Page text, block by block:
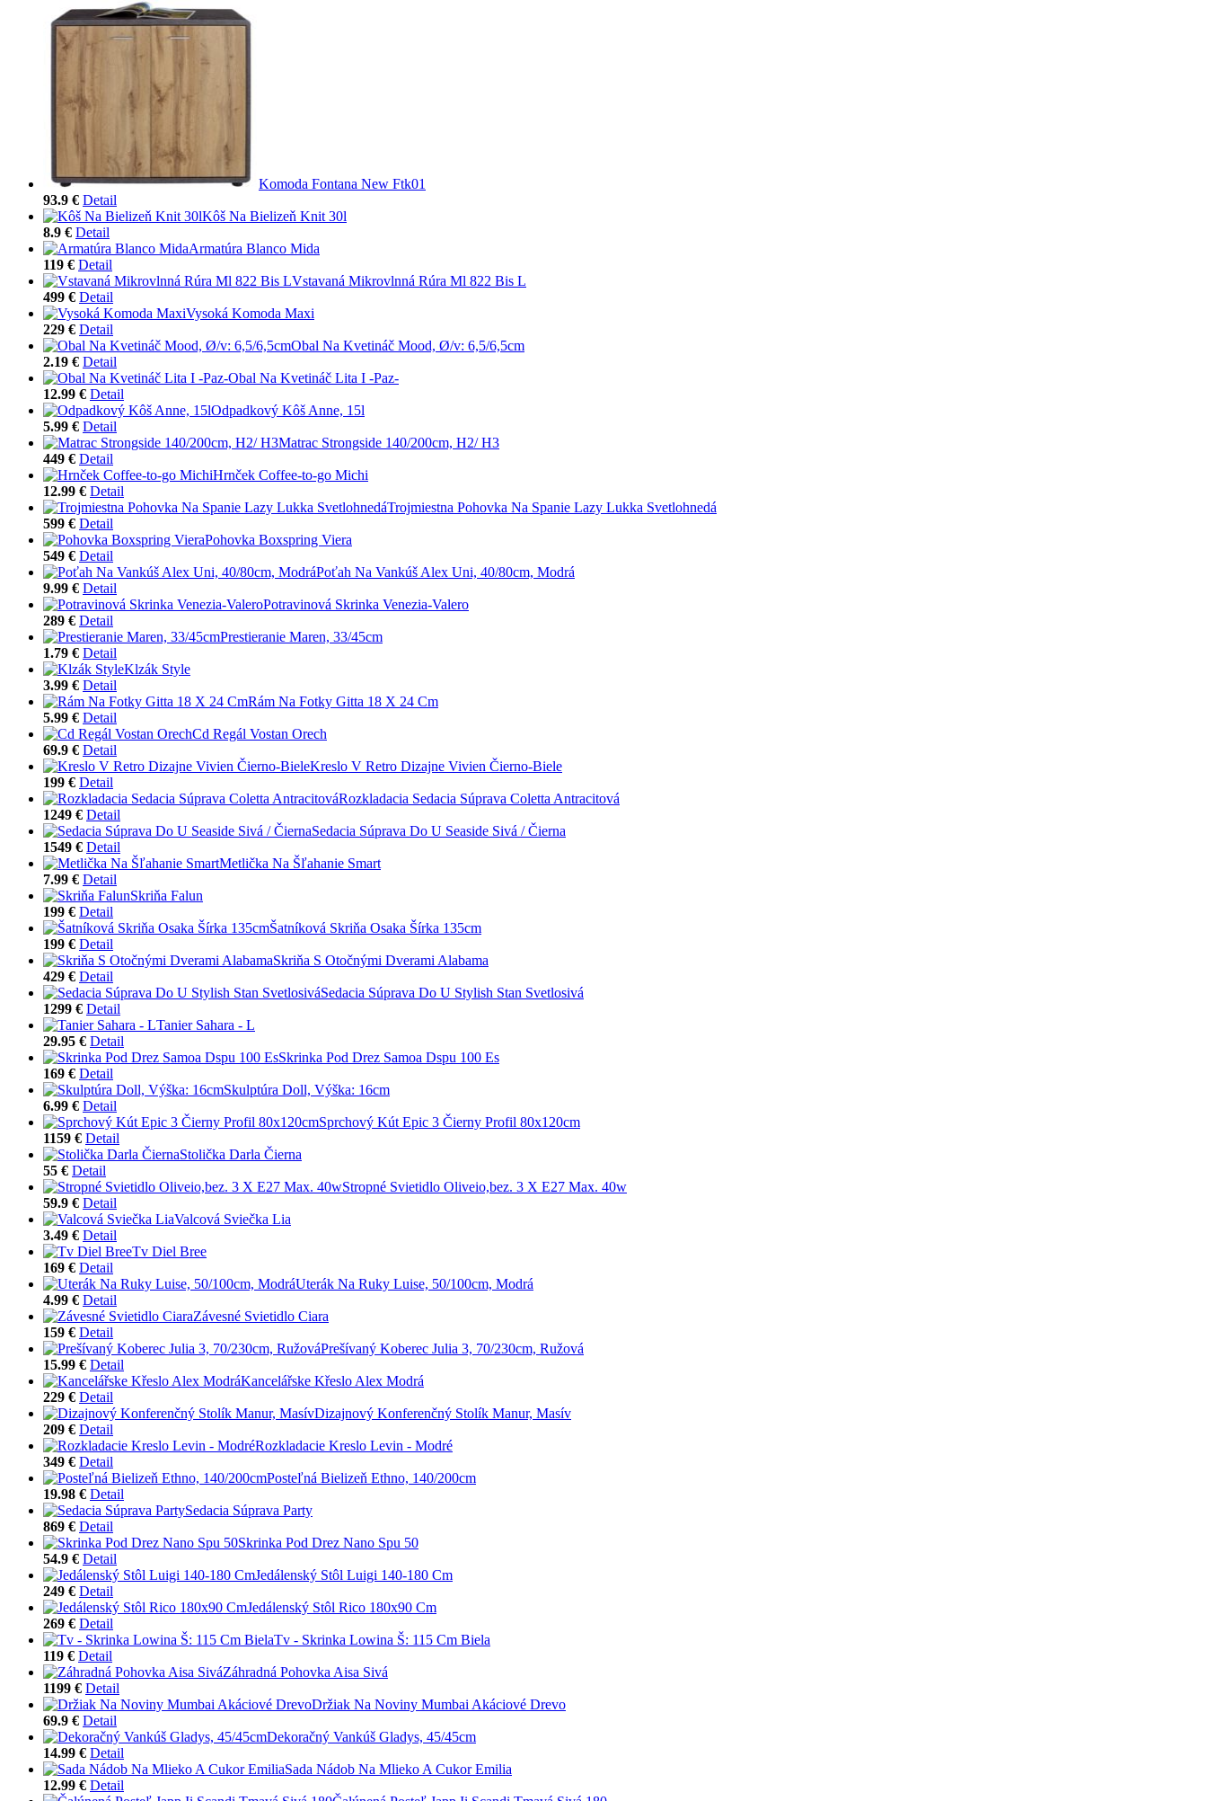
Komoda Fontana New Ftk01
93.9 € Detail
Kôš Na Bielizeň Knit 30l
8.9 € Detail
Armatúra Blanco Mida
119 € Detail
Vstavaná Mikrovlnná Rúra Ml 822 Bis L
499 € Detail
Vysoká Komoda Maxi
229 € Detail
Obal Na Kvetináč Mood, Ø/v: 6,5/6,5cm
2.19 € Detail
Obal Na Kvetináč Lita I -Paz-
12.99 € Detail
Odpadkový Kôš Anne, 15l
5.99 € Detail
Matrac Strongside 140/200cm, H2/ H3
449 € Detail
Hrnček Coffee-to-go Michi
12.99 € Detail
Trojmiestna Pohovka Na Spanie Lazy Lukka Svetlohnedá
599 € Detail
Pohovka Boxspring Viera
549 € Detail
Poťah Na Vankúš Alex Uni, 40/80cm, Modrá
9.99 € Detail
Potravinová Skrinka Venezia-Valero
289 € Detail
Prestieranie Maren, 33/45cm
1.79 € Detail
Klzák Style
3.99 € Detail
Rám Na Fotky Gitta 18 X 24 Cm
5.99 € Detail
Cd Regál Vostan Orech
69.9 € Detail
Kreslo V Retro Dizajne Vivien Čierno-Biele
199 € Detail
Rozkladacia Sedacia Súprava Coletta Antracitová
1249 € Detail
Sedacia Súprava Do U Seaside Sivá / Čierna
1549 € Detail
Metlička Na Šľahanie Smart
7.99 € Detail
Skriňa Falun
199 € Detail
Šatníková Skriňa Osaka Šírka 135cm
199 € Detail
Skriňa S Otočnými Dverami Alabama
429 € Detail
Sedacia Súprava Do U Stylish Stan Svetlosivá
1299 € Detail
Tanier Sahara - L
29.95 € Detail
Skrinka Pod Drez Samoa Dspu 100 Es
169 € Detail
Skulptúra Doll, Výška: 16cm
6.99 € Detail
Sprchový Kút Epic 3 Čierny Profil 80x120cm
1159 € Detail
Stolička Darla Čierna
55 € Detail
Stropné Svietidlo Oliveio,bez. 3 X E27 Max. 40w
59.9 € Detail
Valcová Sviečka Lia
3.49 € Detail
Tv Diel Bree
169 € Detail
Uterák Na Ruky Luise, 50/100cm, Modrá
4.99 € Detail
Závesné Svietidlo Ciara
159 € Detail
Prešívaný Koberec Julia 3, 70/230cm, Ružová
15.99 € Detail
Kancelářske Křeslo Alex Modrá
229 € Detail
Dizajnový Konferenčný Stolík Manur, Masív
209 € Detail
Rozkladacie Kreslo Levin - Modré
349 € Detail
Posteľná Bielizeň Ethno, 140/200cm
19.98 € Detail
Sedacia Súprava Party
869 € Detail
Skrinka Pod Drez Nano Spu 50
54.9 € Detail
Jedálenský Stôl Luigi 140-180 Cm
249 € Detail
Jedálenský Stôl Rico 180x90 Cm
269 € Detail
Tv - Skrinka Lowina Š: 115 Cm Biela
119 € Detail
Záhradná Pohovka Aisa Sivá
1199 € Detail
Držiak Na Noviny Mumbai Akáciové Drevo
69.9 € Detail
Dekoračný Vankúš Gladys, 45/45cm
14.99 € Detail
Sada Nádob Na Mlieko A Cukor Emilia
12.99 € Detail